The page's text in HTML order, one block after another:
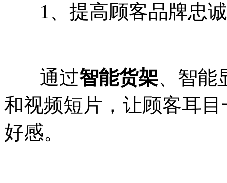
1、提高顾客品牌忠
通过智能货架、智能
和视频短片，让顾客耳
好感。